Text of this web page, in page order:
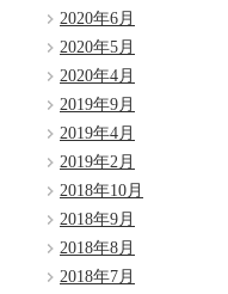
2020年6月
2020年5月
2020年4月
2019年9月
2019年4月
2019年2月
2018年10月
2018年9月
2018年8月
2018年7月